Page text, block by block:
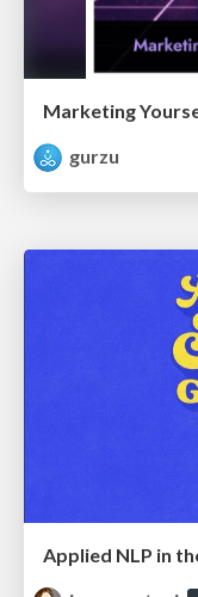
Marketing
gurzu
Applied NLP in